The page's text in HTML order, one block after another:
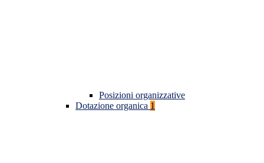
Posizioni organizzative
Dotazione organica 1